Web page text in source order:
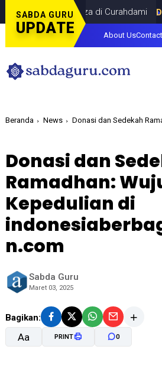
SABDA GURU
UPDATE
Dina Lorenza di Curahdami DAERAH
About Us
Beranda News Donasi dan Sedekah Ramadhan:
Donasi dan
Ramadhan:
Kepedulian di
n.com
Sabda Guru
Maret 03, 2025
Bagikan:
Aa PRINT 0